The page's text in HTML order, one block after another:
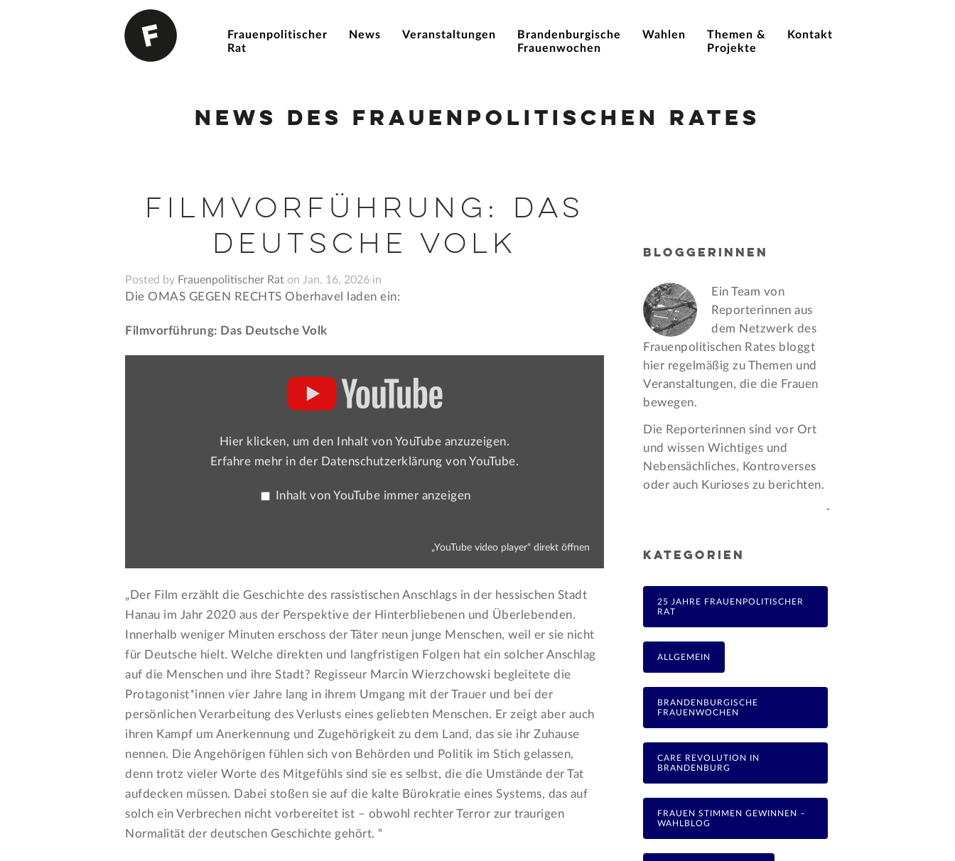
Frauenpolitischer
Rat
News Veranstaltungen
Brandenburgische
Frauenwochen
Wahlen
Themen &
Projekte
Kontakt
News des Frauenpolitischen Rates
Filmvorführung: Das
Deutsche Volk
Posted by Frauenpolitischer Rat on Jan. 16, 2026 in
Die OMAS GEGEN RECHTS Oberhavel laden ein:
Filmvorführung: Das Deutsche Volk
Hier klicken, um den Inhalt von YouTube anzuzeigen.
Erfahre mehr in der Datenschutzerklärung von YouTube.
Inhalt von YouTube immer anzeigen
„YouTube video player“ direkt öffnen
„Der Film erzählt die Geschichte des rassistischen Anschlags in der hessischen Stadt
Hanau im Jahr 2020 aus der Perspektive der Hinterbliebenen und Überlebenden.
Innerhalb weniger Minuten erschoss der Täter neun junge Menschen, weil er sie nicht
für Deutsche hielt. Welche direkten und langfristigen Folgen hat ein solcher Anschlag
auf die Menschen und ihre Stadt? Regisseur Marcin Wierzchowski begleitete die
Protagonist*innen vier Jahre lang in ihrem Umgang mit der Trauer und bei der
persönlichen Verarbeitung des Verlusts eines geliebten Menschen. Er zeigt aber auch
ihren Kampf um Anerkennung und Zugehörigkeit zu dem Land, das sie ihr Zuhause
nennen. Die Angehörigen fühlen sich von Behörden und Politik im Stich gelassen,
denn trotz vieler Worte des Mitgefühls sind sie es selbst, die die Umstände der Tat
aufdecken müssen. Dabei stoßen sie auf die kalte Bürokratie eines Systems, das auf
solch ein Verbrechen nicht vorbereitet ist – obwohl rechter Terror zur traurigen
Normalität der deutschen Geschichte gehört. “
BLOGGERINNEN
Ein Team von
Reporterinnen aus
dem Netzwerk des
Frauen­politischen Rates bloggt
hier regelmäßig zu Themen und
Veran­staltungen, die die Frauen
bewegen.
Die Reporterinnen sind vor Ort
und wissen Wichtiges und
Nebensächliches, Kontroverses
oder auch Kurioses zu berichten.
-
KATEGORIEN
25 JAHRE FRAUENPOLITISCHER
RAT
ALLGEMEIN
BRANDENBURGISCHE
FRAUENWOCHEN
CARE REVOLUTION IN
BRANDENBURG
FRAUEN STIMMEN GEWINNEN –
WAHLBLOG